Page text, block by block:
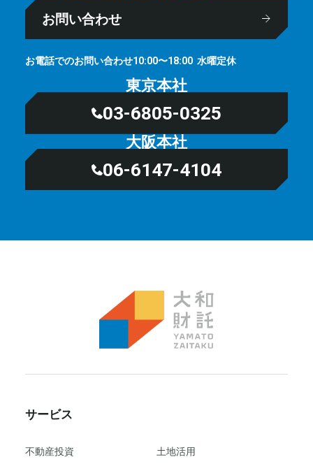
お問い合わせ
お電話でのお問い合わせ10:00〜18:00 ⽔曜定休
東京本社
03-6805-0325
大阪本社
06-6147-4104
サービス
不動産投資
⼟地活⽤